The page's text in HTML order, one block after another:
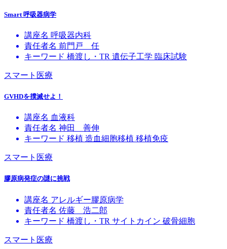
Smart 呼吸器病学
講座名 呼吸器内科
責任者名 前門戸 任
キーワード 橋渡し・TR 遺伝子工学 臨床試験
スマート医療
GVHDを撲滅せよ！
講座名 血液科
責任者名 神田 善伸
キーワード 移植 造血細胞移植 移植免疫
スマート医療
膠原病発症の謎に挑戦
講座名 アレルギー膠原病学
責任者名 佐藤 浩二郎
キーワード 橋渡し・TR サイトカイン 破骨細胞
スマート医療